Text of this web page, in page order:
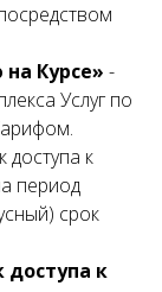
Курсе» -
Услуг по
доступа к
период
срок
к